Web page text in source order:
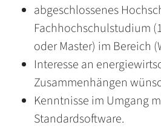
abgeschlossenes
Fachhochschulstudium
oder Master) im Bereich
Interesse an
Zusammenhängen
Kenntnisse im Umgang
Standardsoftware.